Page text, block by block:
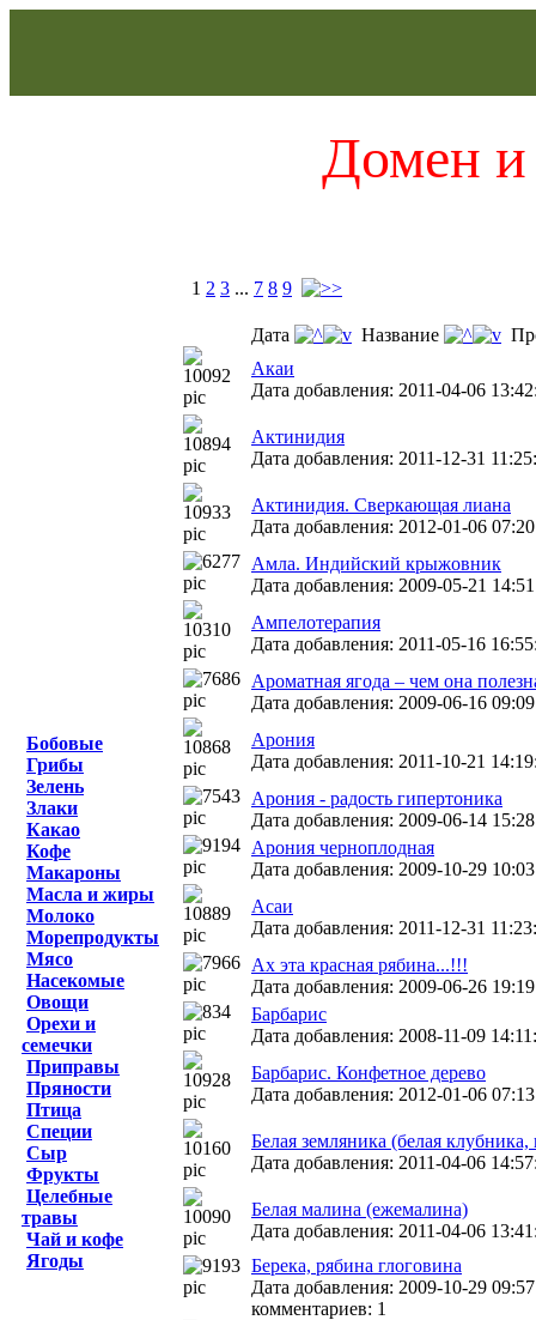
Домен и
Бобовые
Грибы
Зелень
Злаки
Какао
Кофе
Макароны
Масла и жиры
Молоко
Морепродукты
Мясо
Насекомые
Овощи
Орехи и
семечки
Приправы
Пряности
Птица
Специи
Сыр
Фрукты
Целебные
травы
Чай и кофе
Ягоды
1 2 3 ... 7 8 9
Дата Название
Акаи
Дата добавления: 2011-04-06
Актинидия
Дата добавления: 2011-12-31
Актинидия. Сверкающая лиана
Дата добавления: 2012-01-06
Амла. Индийский крыжовник
Дата добавления: 2009-05-21
Ампелотерапия
Дата добавления: 2011-05-16
Ароматная ягода – чем она
Дата добавления: 2009-06-16
Арония
Дата добавления: 2011-10-21
Арония - радость гипертоника
Дата добавления: 2009-06-14
Арония черноплодная
Дата добавления: 2009-10-29
Асаи
Дата добавления: 2011-12-31
Ах эта красная рябина...!!!
Дата добавления: 2009-06-26
Барбарис
Дата добавления: 2008-11-09
Барбарис. Конфетное дерево
Дата добавления: 2012-01-06
Белая земляника (белая
Дата добавления: 2011-04-06
Белая малина (ежемалина)
Дата добавления: 2011-04-06
Берека, рябина глоговина
Дата добавления: 2009-10-29
комментариев: 1